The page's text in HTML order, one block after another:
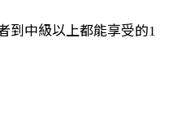
到中級以上都能享受的1